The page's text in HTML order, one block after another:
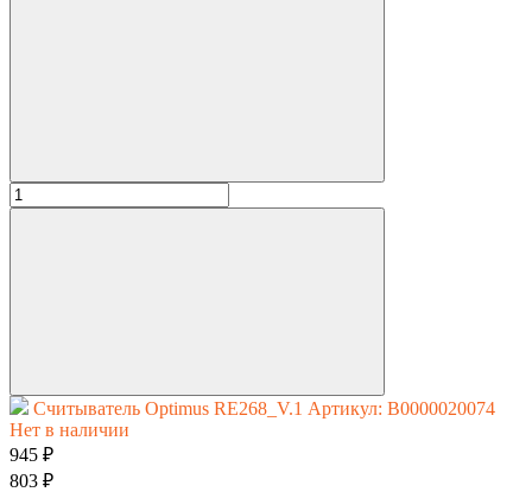
Считыватель Optimus RE268_V.1 Артикул: В0000020074
Нет в наличии
945 ₽
803 ₽